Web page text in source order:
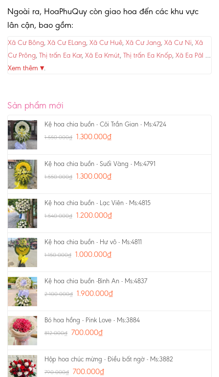
Ngoài ra, HoaPhuQuy còn giao hoa đến các khu vực
lân cận, bao gồm:
Xã Cư Bông, Xã Cư ELang, Xã Cư Huê, Xã Cư Jang, Xã Cư Ni, Xã
Cư Prông, Thị trấn Ea Kar, Xã Ea Kmút, Thị trấn Ea Knốp, Xã Ea Păl …
Xem thêm ▾.
Sản phẩm mới
Kệ hoa chia buồn - Cõi Trần Gian - Ms:4724
1.550.000₫ 1.300.000₫
Kệ hoa chia buồn - Suối Vàng - Ms:4791
1.550.000₫ 1.300.000₫
Kệ hoa chia buồn - Lạc Viên - Ms:4815
1.540.000₫ 1.200.000₫
Kệ hoa chia buồn - Hư vô - Ms:4811
1.150.000₫ 1.000.000₫
Kệ hoa chia buồn -Bình An - Ms:4837
2.100.000₫ 1.900.000₫
Bó hoa hồng - Pink Love - Ms:3884
812.000₫ 700.000₫
Hộp hoa chúc mừng - Điều bất ngờ - Ms:3882
790.000₫ 700.000₫